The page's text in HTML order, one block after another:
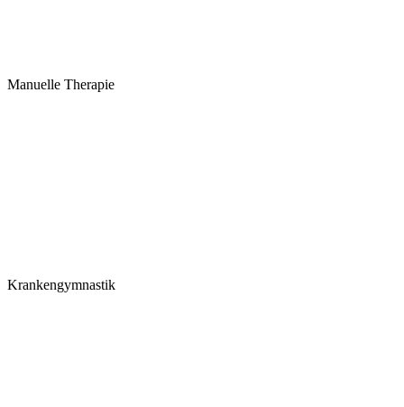
Manuelle Therapie
Krankengymnastik